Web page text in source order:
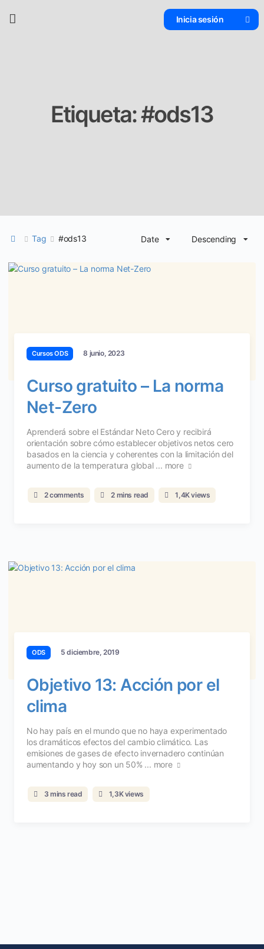
Inicia sesión
Etiqueta:#ods13
Tag #ods13 Date Descending
Cursos ODS 8 junio, 2023
Curso gratuito – La norma
Net-Zero
Aprenderá sobre el Estándar Neto Cero y recibirá
orientación sobre cómo establecer objetivos netos cero
basados en la ciencia y coherentes con la limitación del
aumento de la temperatura global ... more
2 comments 2 mins read 1,4K views
ODS 5 diciembre, 2019
Objetivo 13: Acción por el
clima
No hay país en el mundo que no haya experimentado
los dramáticos efectos del cambio climático. Las
emisiones de gases de efecto invernadero continúan
aumentando y hoy son un 50% ... more
3 mins read 1,3K views